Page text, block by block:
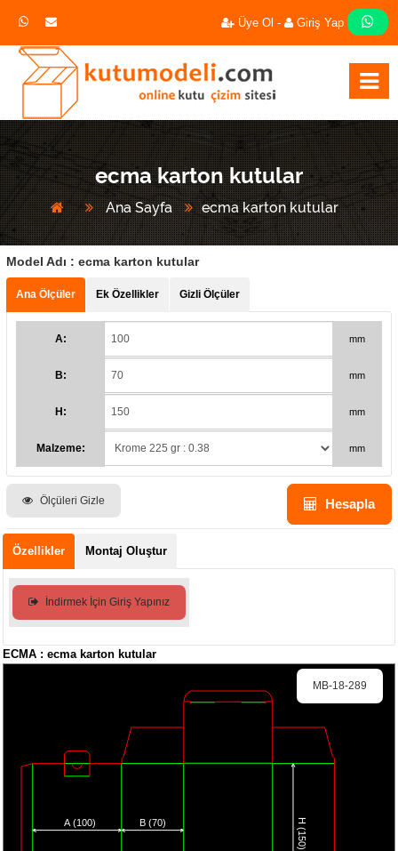
Üye Ol - Giriş Yap
ecma karton kutular
Ana Sayfa ecma karton kutular
Model Adı : ecma karton kutular
Ana Ölçüler Ek Özellikler Gizli Ölçüler
A: mm
B: mm
H: mm
Malzeme: mm
Ölçüleri Gizle Hesapla
Özellikler Montaj Oluştur
İndirmek İçin Giriş Yapınız
ECMA : ecma karton kutular
MB-18-289
A (100) B (70) H (150)